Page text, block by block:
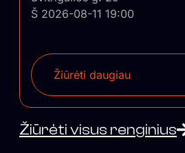
Š 2026-08-11 19:00
Žiūrėti daugiau
Žiūrėti visus renginius